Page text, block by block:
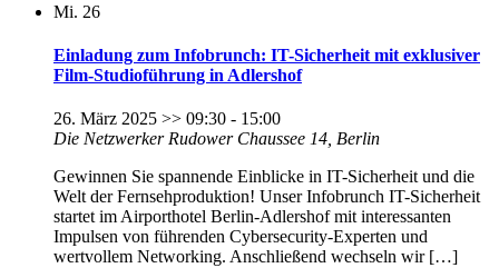
Mi. 26
Einladung zum Infobrunch: IT-Sicherheit mit exklusiver
Film-Studioführung in Adlershof
26. März 2025 >> 09:30 - 15:00
Die Netzwerker Rudower Chaussee 14, Berlin
Gewinnen Sie spannende Einblicke in IT-Sicherheit und die
Welt der Fernsehproduktion! Unser Infobrunch IT-Sicherheit
startet im Airporthotel Berlin-Adlershof mit interessanten
Impulsen von führenden Cybersecurity-Experten und
wertvollem Networking. Anschließend wechseln wir […]